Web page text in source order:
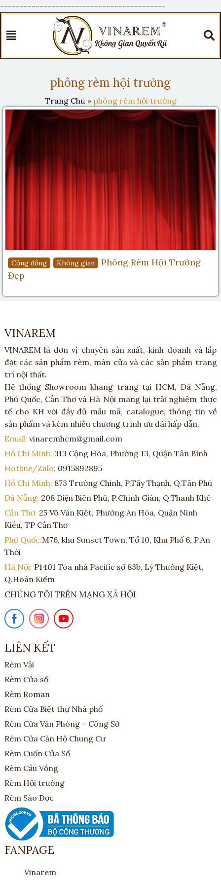
------------------------------------------
phông rèm hội trường
Trang Chủ » phông rèm hội trường
Cộng đồng Không gian
Phông Rèm Hội Trường
Đẹp
VINAREM
VINAREM là đơn vị chuyên sản xuất, kinh doanh và lắp
đặt các sản phẩm rèm, màn cửa và các sản phẩm trang
trí nội thất.
Hệ thống Showroom khang trang tại HCM, Đà Nẵng,
Phú Quốc, Cần Thơ và Hà Nội mang lại trải nghiệm thực
tế cho KH với đầy đủ mẫu mã, catalogue, thông tin về
sản phẩm và kèm nhiều chương trình ưu đãi hấp dẫn.
Email: vinaremhcm@gmail.com
Hồ Chí Minh: 313 Cộng Hòa, Phường 13, Quận Tân Bình
Hotline/Zalo: 0915892895
Hồ Chí Minh: 873 Trường Chinh, P.Tây Thạnh, Q.Tân Phú
Đà Nẵng: 208 Điện Biên Phủ, P.Chính Gián, Q.Thanh Khê
Cần Thơ: 25 Võ Văn Kiệt, Phường An Hòa, Quận Ninh
Kiều, TP Cần Thơ
Phú Quốc:M76, khu Sunset Town, Tổ 10, Khu Phố 6, P.An
Thới
Hà Nội: P1401 Tòa nhà Pacific số 83b, Lý Thường Kiệt,
Q.Hoàn Kiếm
CHÚNG TÔI TRÊN MẠNG XÃ HỘI
LIÊN KẾT
Rèm Vải
Rèm Cửa sổ
Rèm Roman
Rèm Cửa Biệt thự Nhà phố
Rèm Cửa Văn Phòng – Công Sở
Rèm Cửa Căn Hộ Chung Cư
Rèm Cuốn Cửa Sổ
Rèm Cầu Vồng
Rèm Hội trường
Rèm Sáo Dọc
FANPAGE
Vinarem